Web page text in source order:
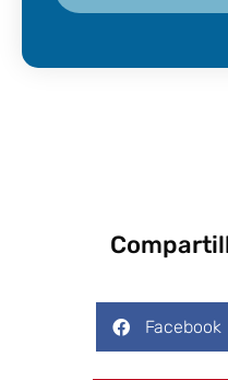
Facebook